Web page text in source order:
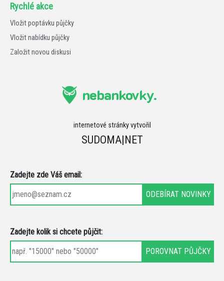
Rychlé akce
Vložit poptávku půjčky
Vložit nabídku půjčky
Založit novou diskusi
nebankovky.
internetové stránky vytvořil
SUDOMA|NET
Zadejte zde Váš email:
Zadejte kolik si chcete půjčit: